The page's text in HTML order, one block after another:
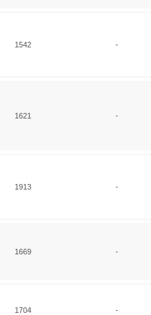
1542 -
1621 -
1913 -
1669 -
1704 -